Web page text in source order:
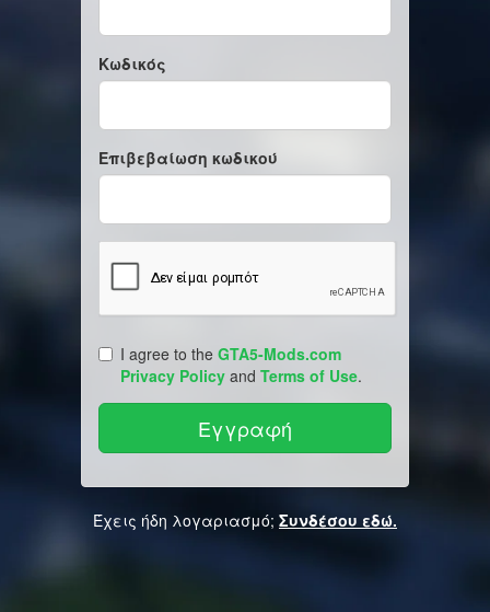
Κωδικός
Επιβεβαίωση κωδικού
I agree to the GTA5-Mods.com
Privacy Policy and Terms of Use.
Έχεις ήδη λογαριασμό; Συνδέσου εδώ.